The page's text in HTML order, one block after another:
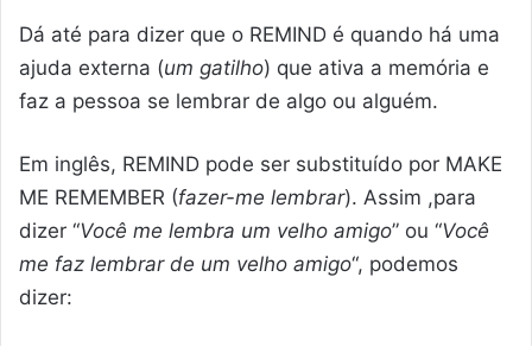
Dá até para dizer que o REMIND é quando há uma
ajuda externa (um gatilho) que ativa a memória e
faz a pessoa se lembrar de algo ou alguém.
Em inglês, REMIND pode ser substituído por MAKE
ME REMEMBER (fazer-me lembrar). Assim ,para
dizer “Você me lembra um velho amigo” ou “Você
me faz lembrar de um velho amigo“, podemos
dizer: